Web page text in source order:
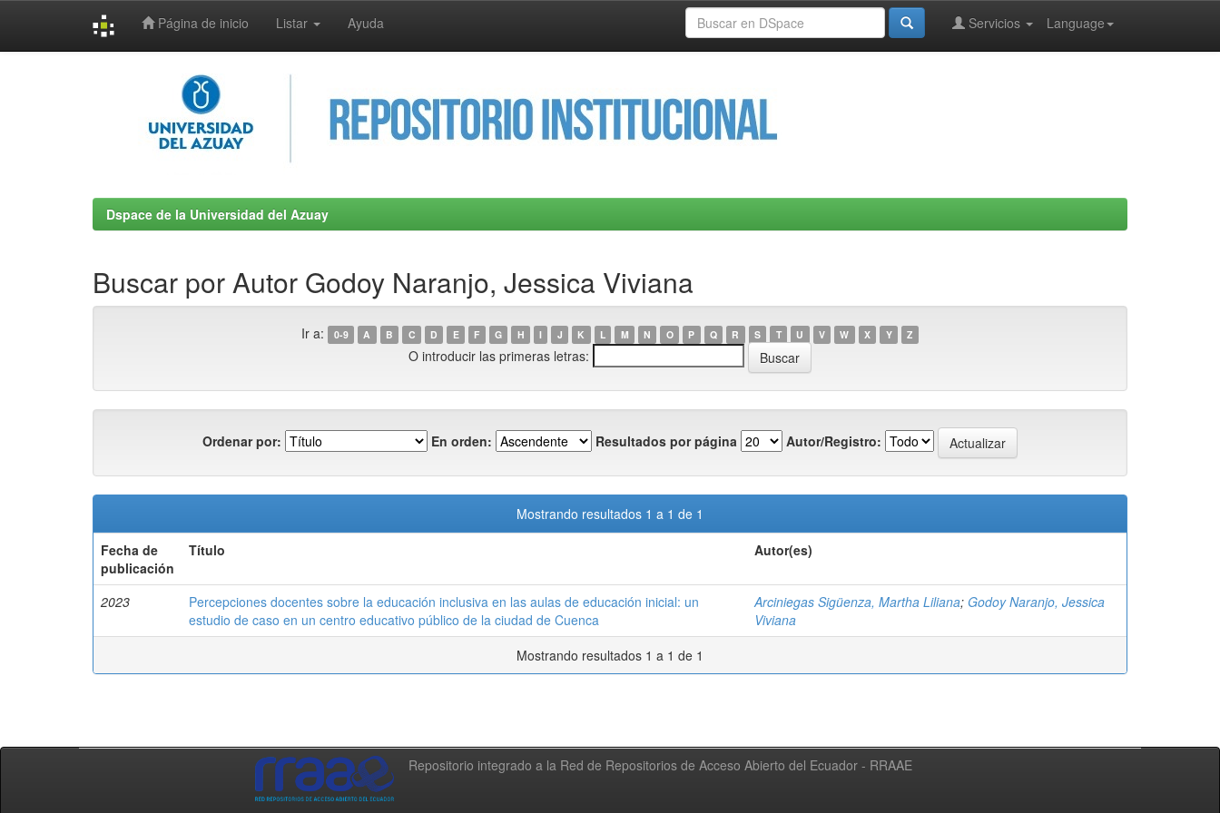
Página de inicio Listar Ayuda Language
Servicios
Dspace de la Universidad del Azuay
Buscar por Autor Godoy Naranjo, Jessica Viviana
Ir a: 0-9 A B C D E F G H I J K L M N O P Q R S T U V W X Y Z
O introducir las primeras letras:
Ordenar por: En orden: Resultados por página Autor/Registro:
Mostrando resultados 1 a 1 de 1
Fecha de
publicación
Título Autor(es)
2023
Percepciones docentes sobre la educación inclusiva en las aulas de educación inicial: un
estudio de caso en un centro educativo público de la ciudad de Cuenca
Arciniegas Sigüenza, Martha Liliana; Godoy Naranjo, Jessica
Viviana
Mostrando resultados 1 a 1 de 1
Repositorio integrado a la Red de Repositorios de Acceso Abierto del Ecuador - RRAAE